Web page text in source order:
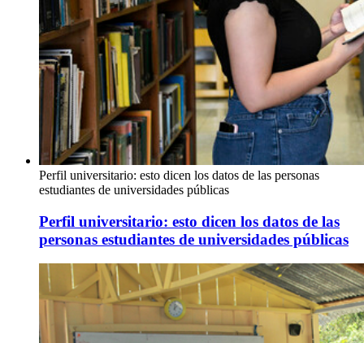
Perfil universitario: esto dicen los datos de las personas
estudiantes de universidades públicas
Perfil universitario: esto dicen los datos de las
personas estudiantes de universidades públicas